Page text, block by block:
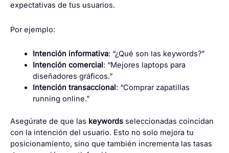
expectativas de tus usuarios.
Por ejemplo:
Intención informativa: “¿Qué son las keywords?”
Intención comercial: “Mejores laptops para
diseñadores gráficos.”
Intención transaccional: “Comprar zapatillas
running online.”
Asegúrate de que las keywords seleccionadas coincidan
con la intención del usuario. Esto no solo mejora tu
posicionamiento, sino que también incrementa las tasas